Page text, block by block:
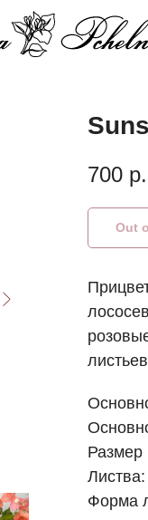
700 р.
Out
Размер
Форма